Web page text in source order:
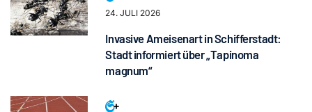
24. JULI 2026
Invasive Ameisenart in Schifferstadt:
Stadt informiert über „Tapinoma
magnum“